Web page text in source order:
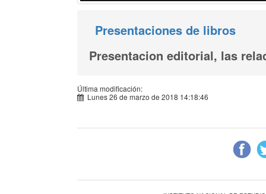
Presentaciones de libros
Presentacion editorial, las
Última modificación:
Lunes 26 de marzo de 2018 14:18:46